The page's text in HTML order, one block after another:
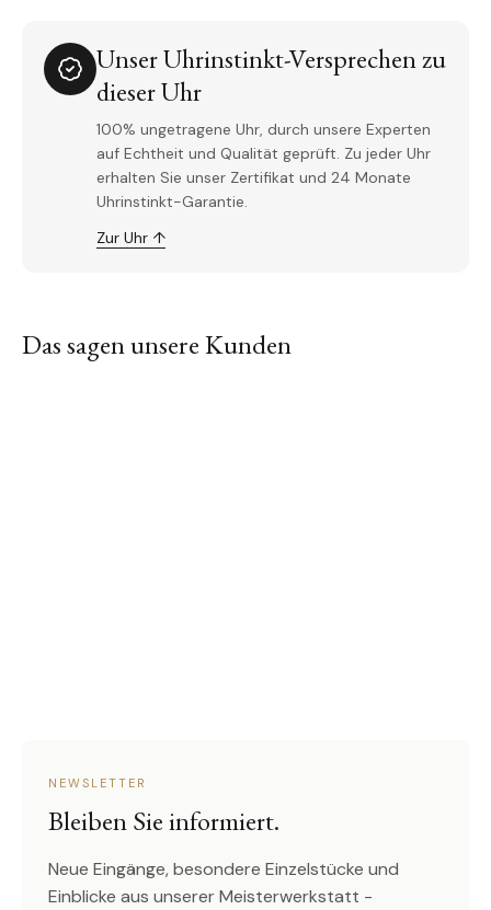
Unser Uhrinstinkt-Versprechen zu
dieser Uhr
100% ungetragene Uhr, durch unsere Experten
auf Echtheit und Qualität geprüft. Zu jeder Uhr
erhalten Sie unser Zertifikat und 24 Monate
Uhrinstinkt-Garantie.
Zur Uhr ↑
Das sagen unsere Kunden
NEWSLETTER
Bleiben Sie informiert.
Neue Eingänge, besondere Einzelstücke und
Einblicke aus unserer Meisterwerkstatt -